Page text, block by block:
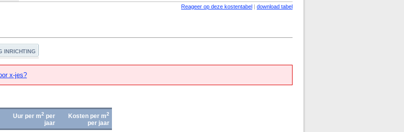
Reageer op deze kostentabel | download tabel
INRICHTING
x-jes?
Uur per m2 per
jaar
Kosten per m2
per jaar